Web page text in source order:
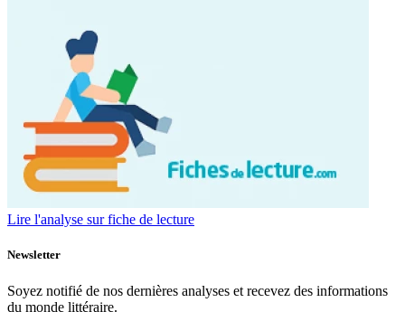
Lire l'analyse sur fiche de lecture
Newsletter
Soyez notifié de nos dernières analyses et recevez des informations
du monde littéraire.